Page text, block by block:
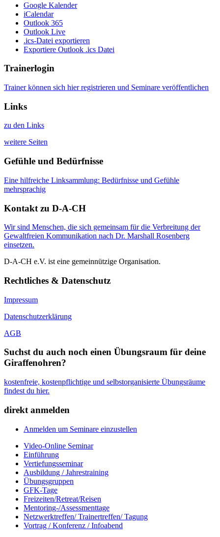
Google Kalender
iCalendar
Outlook 365
Outlook Live
.ics-Datei exportieren
Exportiere Outlook .ics Datei
Trainerlogin
Trainer können sich hier registrieren und Seminare veröffentlichen
Links
zu den Links
weitere Seiten
Gefühle und Bedürfnisse
Eine hilfreiche Linksammlung: Bedürfnisse und Gefühle
mehrsprachig
Kontakt zu D-A-CH
Wir sind Menschen, die sich gemeinsam für die Verbreitung der
Gewaltfreien Kommunikation nach Dr. Marshall Rosenberg
einsetzen.
D-A-CH e.V. ist eine gemeinnützige Organisation.
Rechtliches & Datenschutz
Impressum
Datenschutzerklärung
AGB
Suchst du auch noch einen Übungsraum für deine
Giraffenohren?
kostenfreie, kostenpflichtige und selbstorganisierte Übungsräume
findest du hier.
direkt anmelden
Anmelden um Seminare einzustellen
Video-Online Seminar
Einführung
Vertiefungsseminar
Ausbildung / Jahrestraining
Übungsgruppen
GFK-Tage
Freizeiten/Retreat/Reisen
Mentoring-/Assessmenttage
Netzwerktreffen/ Trainertreffen/ Tagung
Vortrag / Konferenz / Infoabend